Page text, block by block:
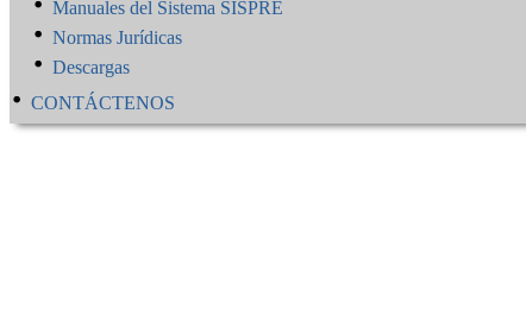
Manuales del Sistema SISPRE
Normas Jurídicas
Descargas
CONTÁCTENOS